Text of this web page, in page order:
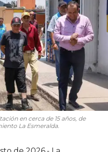
en cerca de 15 años, de
La Esmeralda.